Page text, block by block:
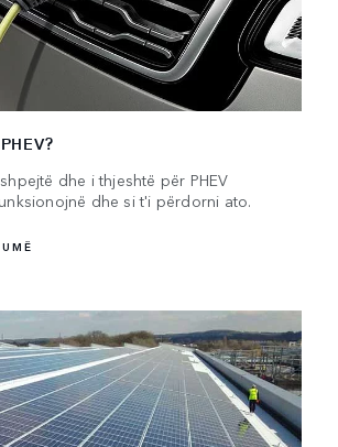
dhe i thjeshtë për PHEV
dhe si t'i përdorni ato.